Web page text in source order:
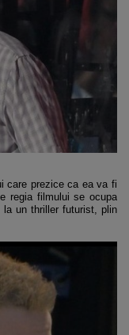
care prezice ca ea va fi
regia filmului se ocupa
un thriller futurist, plin